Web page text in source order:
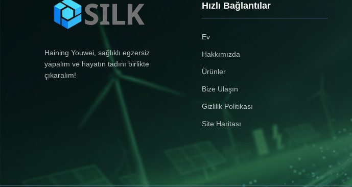
Haining Youwei, sağlıklı egzersiz
yapalım ve hayatın tadını birlikte
çıkaralım!
Hızlı Bağlantılar
Ev
Hakkımızda
Ürünler
Bize Ulaşın
Gizlilik Politikası
Site Haritası